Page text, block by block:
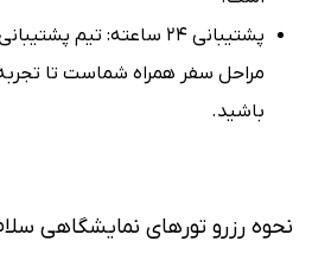
پشتیبانی ۲۴ ساعته: تیم
مراحل سفر همراه شماست تا
باشید.
نحوه رزرو تورهای نمایشگاهی